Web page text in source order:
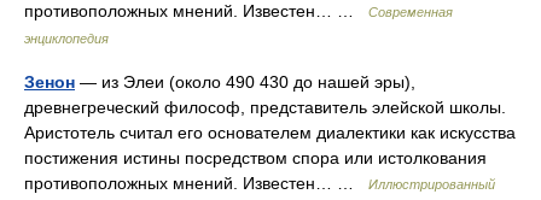
противоположных мнений. Известен… …
Современная
энциклопедия
Зенон — из Элеи (около 490 430 до нашей эры),
древнегреческий философ, представитель элейской школы.
Аристотель считал его основателем диалектики как искусства
постижения истины посредством спора или истолкования
противоположных мнений. Известен… …
Иллюстрированный